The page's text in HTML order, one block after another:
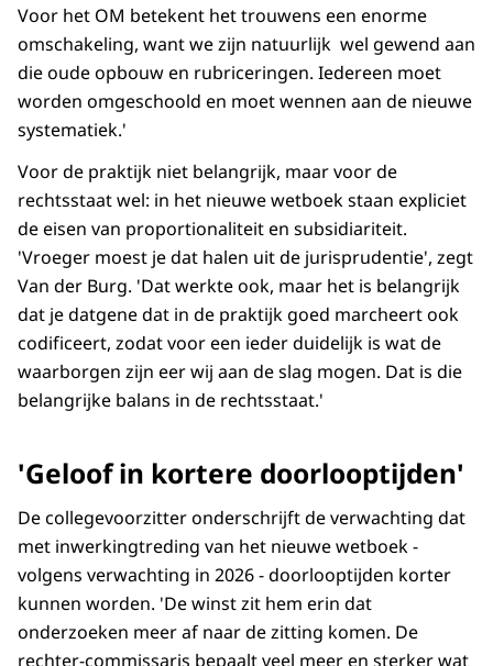
Voor het OM betekent het trouwens een enorme
omschakeling, want we zijn natuurlijk wel gewend aan
die oude opbouw en rubriceringen. Iedereen moet
worden omgeschoold en moet wennen aan de nieuwe
systematiek.'
Voor de praktijk niet belangrijk, maar voor de
rechtsstaat wel: in het nieuwe wetboek staan expliciet
de eisen van proportionaliteit en subsidiariteit.
'Vroeger moest je dat halen uit de jurisprudentie', zegt
Van der Burg. 'Dat werkte ook, maar het is belangrijk
dat je datgene dat in de praktijk goed marcheert ook
codificeert, zodat voor een ieder duidelijk is wat de
waarborgen zijn eer wij aan de slag mogen. Dat is die
belangrijke balans in de rechtsstaat.'
'Geloof in kortere doorlooptijden'
De collegevoorzitter onderschrijft de verwachting dat
met inwerkingtreding van het nieuwe wetboek -
volgens verwachting in 2026 - doorlooptijden korter
kunnen worden. 'De winst zit hem erin dat
onderzoeken meer af naar de zitting komen. De
rechter-commissaris bepaalt veel meer en sterker wat